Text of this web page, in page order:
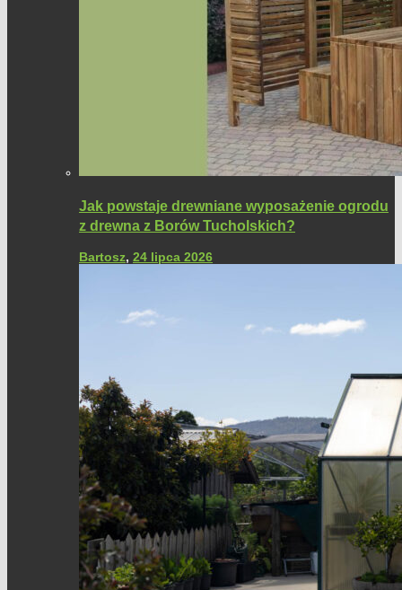
Jak powstaje drewniane wyposażenie ogrodu
z drewna z Borów Tucholskich?
Bartosz, 24 lipca 2026